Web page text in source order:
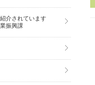
紹介されています
振興課